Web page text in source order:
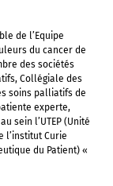
de l’Equipe
du cancer de
des sociétés
Collégiale des
soins palliatifs de
experte,
sein l’UTEP (Unité
l’institut Curie
du Patient) «